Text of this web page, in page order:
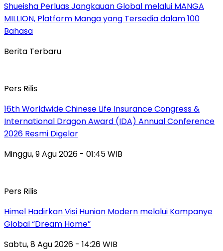
Shueisha Perluas Jangkauan Global melalui MANGA
MILLION, Platform Manga yang Tersedia dalam 100
Bahasa
Berita Terbaru
Pers Rilis
16th Worldwide Chinese Life Insurance Congress &
International Dragon Award (IDA) Annual Conference
2026 Resmi Digelar
Minggu, 9 Agu 2026 - 01:45 WIB
Pers Rilis
Himel Hadirkan Visi Hunian Modern melalui Kampanye
Global “Dream Home”
Sabtu, 8 Agu 2026 - 14:26 WIB